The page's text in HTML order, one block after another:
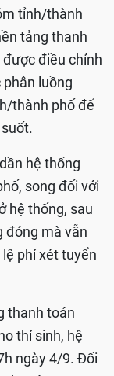
tỉnh/thành
tảng thanh
điều chỉnh
luồng
thành phố để
hệ thống
song đối với
hệ thống, sau
đóng mà vẫn
phí xét tuyển
thanh toán
thí sinh, hệ
ngày 4/9. Đối